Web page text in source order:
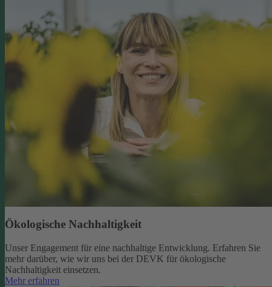
Ökologische Nachhaltigkeit
Unser Engagement für eine nachhaltige Entwicklung. Erfahren Sie
mehr darüber, wie wir uns bei der DEVK für ökologische
Nachhaltigkeit einsetzen.
Mehr erfahren